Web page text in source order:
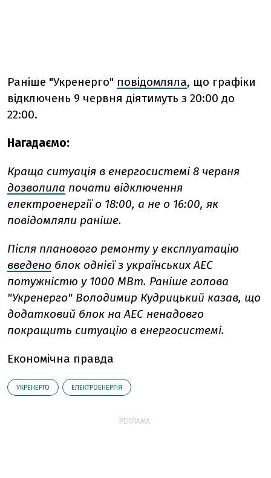
Раніше "Укренерго" повідомляла, що графіки
відключень 9 червня діятимуть з 20:00 до
22:00.
Нагадаємо:
Краща ситуація в енергосистемі 8 червня
дозволила почати відключення
електроенергії о 18:00, а не о 16:00, як
повідомляли раніше.
Після планового ремонту у експлуатацію
введено блок однієї з українських АЕС
потужністю у 1000 МВт. Раніше голова
"Укренерго" Володимир Кудрицький казав, що
додатковий блок на АЕС ненадовго
покращить ситуацію в енергосистемі.
Економічна правда
УКРЕНЕРГО ЕЛЕКТРОЕНЕРГІЯ
РЕКЛАМА: